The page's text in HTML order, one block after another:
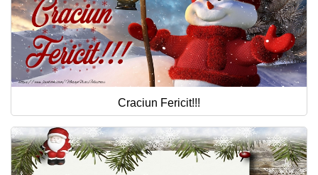
Craciun Fericit!!!